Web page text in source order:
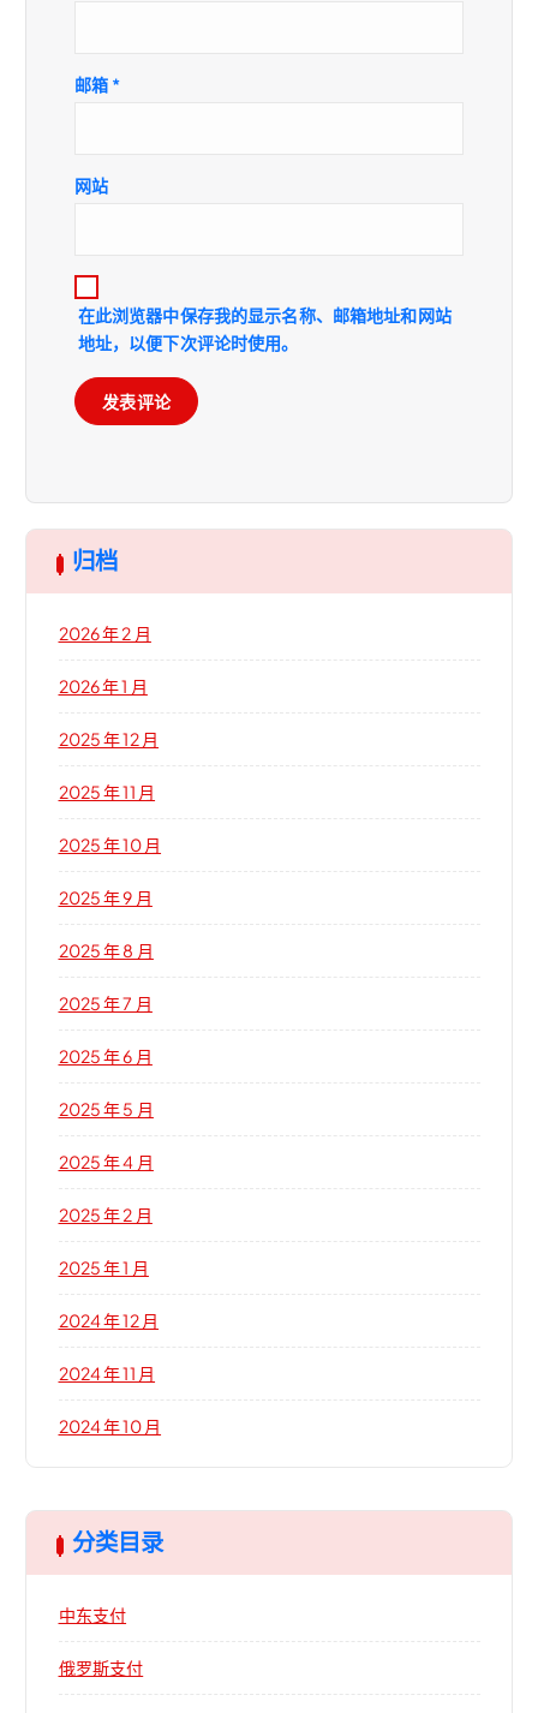
邮箱 *
网站
在此浏览器中保存我的显示名称、邮箱地址和网站
地址，以便下次评论时使用。
归档
2026 年 2 月
2026 年 1 月
2025 年 12 月
2025 年 11 月
2025 年 10 月
2025 年 9 月
2025 年 8 月
2025 年 7 月
2025 年 6 月
2025 年 5 月
2025 年 4 月
2025 年 2 月
2025 年 1 月
2024 年 12 月
2024 年 11 月
2024 年 10 月
分类目录
中东支付
俄罗斯支付